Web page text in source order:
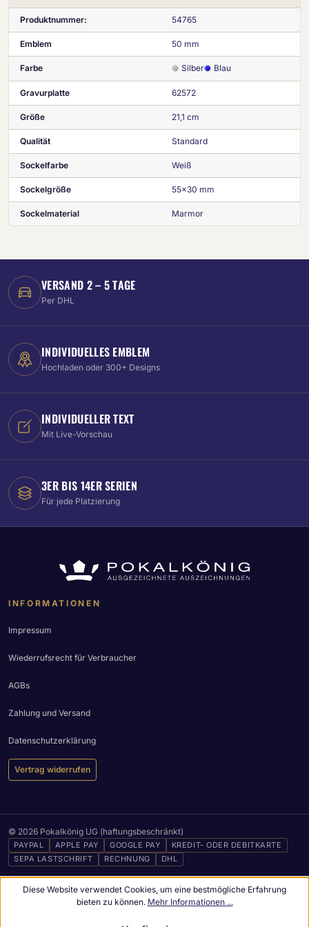
Produktnummer: 54765
Emblem 50 mm
Farbe Silber Blau
Gravurplatte 62572
Größe 21,1 cm
Qualität Standard
Sockelfarbe Weiß
Sockelgröße 55x30 mm
Sockelmaterial Marmor
VERSAND 2 – 5 TAGE
Per DHL
INDIVIDUELLES EMBLEM
Hochladen oder 300+ Designs
INDIVIDUELLER TEXT
Mit Live-Vorschau
3ER BIS 14ER SERIEN
Für jede Platzierung
INFORMATIONEN
Impressum
Wiederrufsrecht für Verbraucher
AGBs
Zahlung und Versand
Datenschutzerklärung
Vertrag widerrufen
© 2026 Pokalkönig UG (haftungsbeschränkt)
PAYPAL APPLE PAY GOOGLE PAY
KREDIT- ODER DEBITKARTE
SEPA LASTSCHRIFT
RECHNUNG DHL
Diese Website verwendet Cookies, um eine bestmögliche Erfahrung
bieten zu können. Mehr Informationen ...